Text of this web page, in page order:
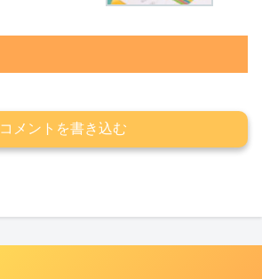
コメントを書き込む